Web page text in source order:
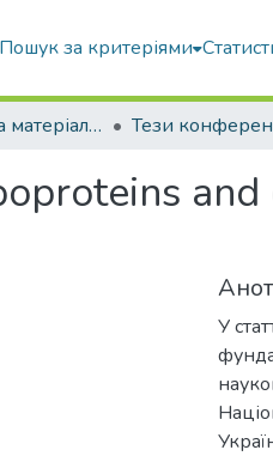
Пошук за критеріями
Конференції та матеріали конференцій Тези
У